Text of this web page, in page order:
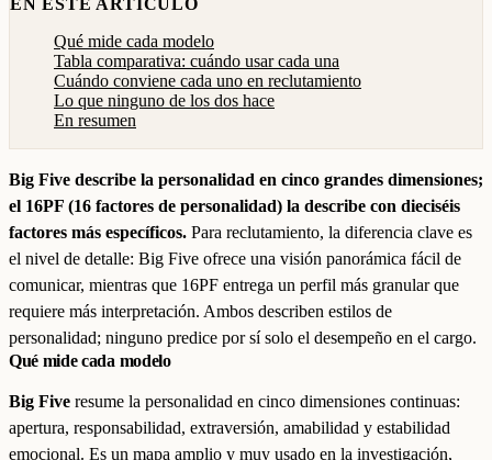
EN ESTE ARTÍCULO
Qué mide cada modelo
Tabla comparativa: cuándo usar cada una
Cuándo conviene cada uno en reclutamiento
Lo que ninguno de los dos hace
En resumen
Big Five describe la personalidad en cinco grandes dimensiones;
el 16PF (16 factores de personalidad) la describe con dieciséis
factores más específicos. Para reclutamiento, la diferencia clave es
el nivel de detalle: Big Five ofrece una visión panorámica fácil de
comunicar, mientras que 16PF entrega un perfil más granular que
requiere más interpretación. Ambos describen estilos de
personalidad; ninguno predice por sí solo el desempeño en el cargo.
Qué mide cada modelo
Big Five resume la personalidad en cinco dimensiones continuas:
apertura, responsabilidad, extraversión, amabilidad y estabilidad
emocional. Es un mapa amplio y muy usado en la investigación,